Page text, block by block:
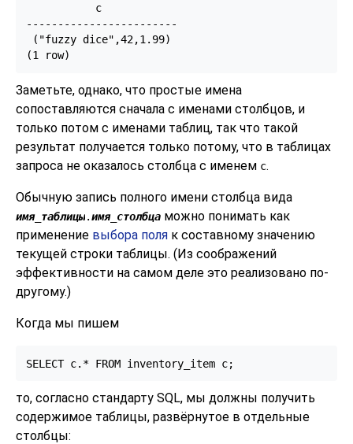
           c
------------------------
("fuzzy dice",42,1.99)
(1 row)
Заметьте, однако, что простые имена
сопоставляются сначала с именами столбцов, и
только потом с именами таблиц, так что такой
результат получается только потому, что в таблицах
запроса не оказалось столбца с именем c.
Обычную запись полного имени столбца вида
имя_таблицы.имя_столбца можно понимать как
применение выбора поля к составному значению
текущей строки таблицы. (Из соображений
эффективности на самом деле это реализовано по-
другому.)
Когда мы пишем
SELECT c.* FROM inventory_item c;
то, согласно стандарту SQL, мы должны получить
содержимое таблицы, развёрнутое в отдельные
столбцы: